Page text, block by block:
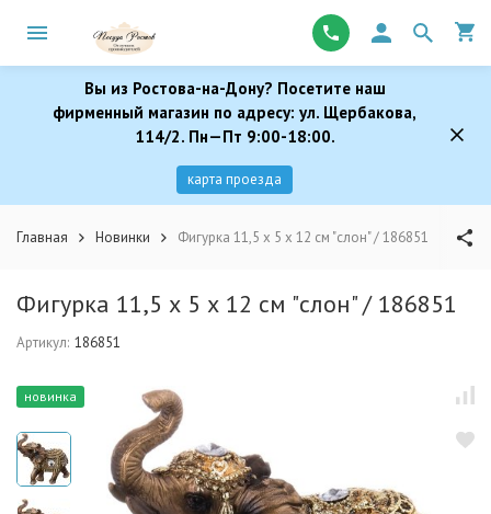
Вы из Ростова-на-Дону? Посетите наш
фирменный магазин по адресу: ул. Щербакова,
114/2. Пн—Пт 9:00-18:00.
карта проезда
Главная Новинки Фигурка 11,5 х 5 х 12 см "слон" / 186851
Фигурка 11,5 х 5 х 12 см "слон" / 186851
Артикул: 186851
новинка